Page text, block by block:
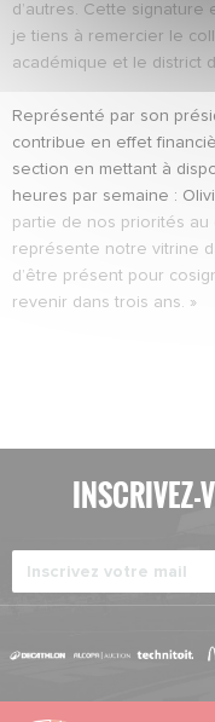
d’autres. Cette
je tiens à remercier le
académique et le district
Représenté par son
contribue en effet
section en mettant à
heures par semaine :
partie de nos priorités au
représente notre vitrine
d’être présent pour
revenir dans trois ans. »
INSCRIVEZ-